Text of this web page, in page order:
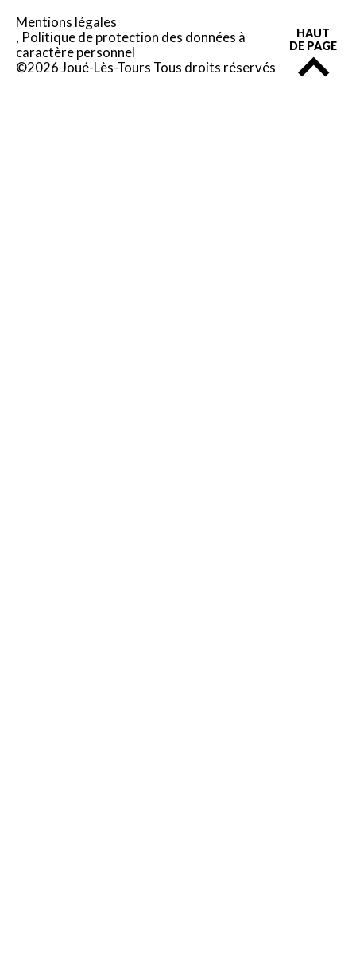
Mentions légales
Politique de protection des données à
caractère personnel
©2026 Joué-Lès-Tours Tous droits réservés
HAUT
DE PAGE